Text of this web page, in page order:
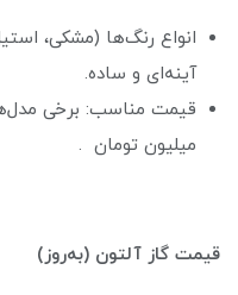
انواع رنگ‌ها (مشکی،
آینه‌ای و ساده.
میلیون تومان .
قیمت گاز آلتون (به‌روز)